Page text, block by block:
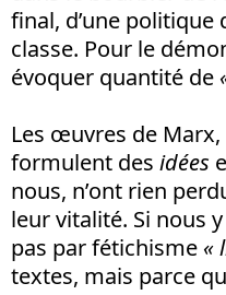
final, d’une
classe. Pour le
évoquer quantité de
Les œuvres de Marx,
formulent des idées
nous, n’ont rien
leur vitalité. Si nous
pas par fétichisme «
textes, mais parce